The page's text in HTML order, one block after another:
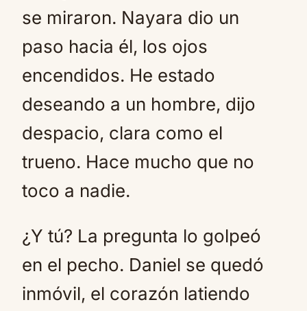
se miraron. Nayara dio un
paso hacia él, los ojos
encendidos. He estado
deseando a un hombre, dijo
despacio, clara como el
trueno. Hace mucho que no
toco a nadie.
¿Y tú? La pregunta lo golpeó
en el pecho. Daniel se quedó
inmóvil, el corazón latiendo